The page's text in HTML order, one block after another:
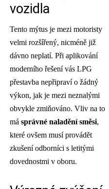
vozidla
Tento mýtus je mezi motoristy
velmi rozšířený, nicméně již
dávno neplatí. Při aplikování
moderního řešení vás LPG
přestavba nepřipraví o žádný
výkon, jak je mezi neznalými
obvykle zmiňováno. Vliv na to
má správné naladění směsi,
které ovšem musí provádět
zkušení odborníci s letitými
dovednostmi v oboru.